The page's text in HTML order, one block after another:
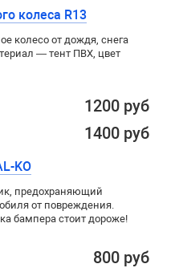
колеса R13
колесо от дождя, снега
— тент ПВХ, цвет
1200 руб
1400 руб
KO
предохраняющий
от повреждения.
бампера стоит дороже!
800 руб